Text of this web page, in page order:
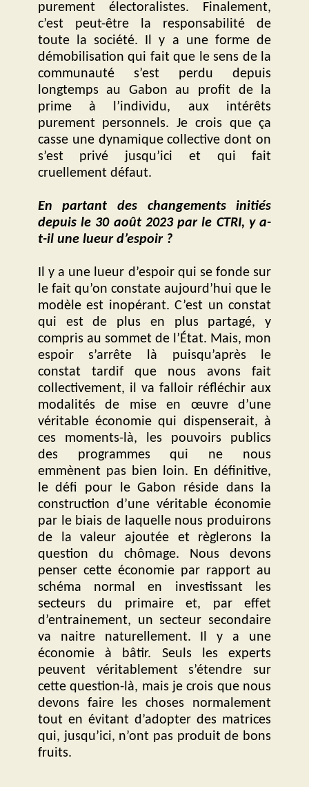
purement électoralistes. Finalement,
c’est peut-être la responsabilité de
toute la société. Il y a une forme de
démobilisation qui fait que le sens de la
communauté s’est perdu depuis
longtemps au Gabon au profit de la
prime à l’individu, aux intérêts
purement personnels. Je crois que ça
casse une dynamique collective dont on
s’est privé jusqu’ici et qui fait
cruellement défaut.
En partant des changements initiés
depuis le 30 août 2023 par le CTRI, y a-
t-il une lueur d’espoir ?
Il y a une lueur d’espoir qui se fonde sur
le fait qu’on constate aujourd’hui que le
modèle est inopérant. C’est un constat
qui est de plus en plus partagé, y
compris au sommet de l’État. Mais, mon
espoir s’arrête là puisqu’après le
constat tardif que nous avons fait
collectivement, il va falloir réfléchir aux
modalités de mise en œuvre d’une
véritable économie qui dispenserait, à
ces moments-là, les pouvoirs publics
des programmes qui ne nous
emmènent pas bien loin. En définitive,
le défi pour le Gabon réside dans la
construction d’une véritable économie
par le biais de laquelle nous produirons
de la valeur ajoutée et règlerons la
question du chômage. Nous devons
penser cette économie par rapport au
schéma normal en investissant les
secteurs du primaire et, par effet
d’entrainement, un secteur secondaire
va naitre naturellement. Il y a une
économie à bâtir. Seuls les experts
peuvent véritablement s’étendre sur
cette question-là, mais je crois que nous
devons faire les choses normalement
tout en évitant d’adopter des matrices
qui, jusqu’ici, n’ont pas produit de bons
fruits.